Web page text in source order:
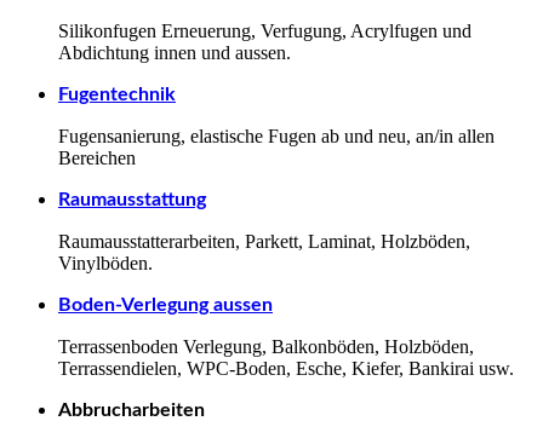
Silikonfugen Erneuerung, Verfugung, Acrylfugen und
Abdichtung innen und aussen.
Fugentechnik
Fugensanierung, elastische Fugen ab und neu, an/in allen
Bereichen
Raumausstattung
Raumausstatterarbeiten, Parkett, Laminat, Holzböden,
Vinylböden.
Boden-Verlegung aussen
Terrassenboden Verlegung, Balkonböden, Holzböden,
Terrassendielen, WPC-Boden, Esche, Kiefer, Bankirai usw.
Abbrucharbeiten